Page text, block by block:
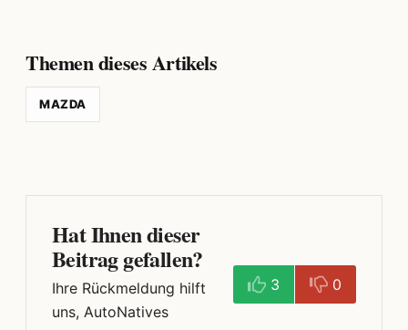
Themen dieses Artikels
MAZDA
Hat Ihnen dieser
Beitrag gefallen?
Ihre Rückmeldung hilft
uns, AutoNatives
3 0